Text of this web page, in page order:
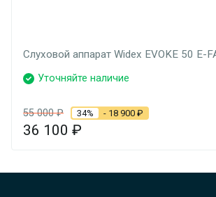
Слуховой аппарат Widex EVOKE 50 E-
Уточняйте наличие
55 000₽ 34% - 18 900 ₽
36 100 ₽